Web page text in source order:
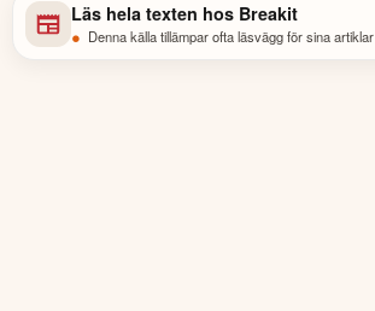
Läs hela texten hos Breakit
• Denna källa tillämpar ofta läsvägg för sina artiklar